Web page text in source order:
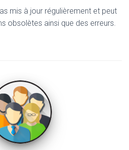
mis à jour régulièrement et peut
obsolètes ainsi que des erreurs.